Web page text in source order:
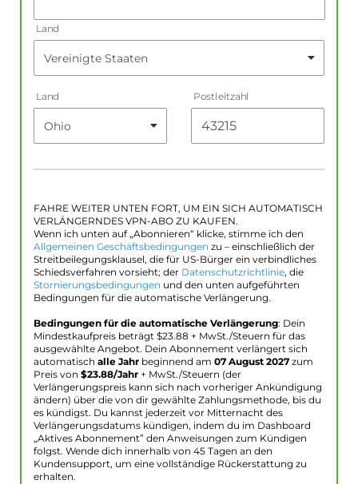
Land
Land Postleitzahl
FAHRE WEITER UNTEN FORT, UM EIN SICH AUTOMATISCH
VERLÄNGERNDES VPN-ABO ZU KAUFEN.
Wenn ich unten auf „Abonnieren“ klicke, stimme ich den
Allgemeinen Geschäftsbedingungen zu – einschließlich der
Streitbeilegungsklausel, die für US-Bürger ein verbindliches
Schiedsverfahren vorsieht; der Datenschutzrichtlinie, die
Stornierungsbedingungen und den unten aufgeführten
Bedingungen für die automatische Verlängerung.
Bedingungen für die automatische Verlängerung: Dein
Mindestkaufpreis beträgt $23.88 + MwSt./Steuern für das
ausgewählte Angebot. Dein Abonnement verlängert sich
automatisch alle Jahr beginnend am 07 August 2027 zum
Preis von $23.88/Jahr + MwSt./Steuern (der
Verlängerungspreis kann sich nach vorheriger Ankündigung
ändern) über die von dir gewählte Zahlungsmethode, bis du
es kündigst. Du kannst jederzeit vor Mitternacht des
Verlängerungsdatums kündigen, indem du im Dashboard
„Aktives Abonnement” den Anweisungen zum Kündigen
folgst. Wende dich innerhalb von 45 Tagen an den
Kundensupport, um eine vollständige Rückerstattung zu
erhalten.